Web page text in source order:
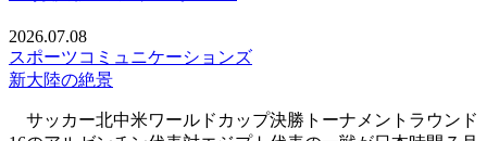
2026.07.08
スポーツコミュニケーションズ
新大陸の絶景
サッカー北中米ワールドカップ決勝トーナメントラウンド